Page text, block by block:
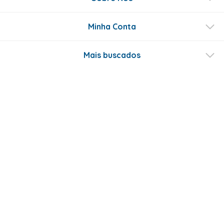
Minha Conta
Mais buscados